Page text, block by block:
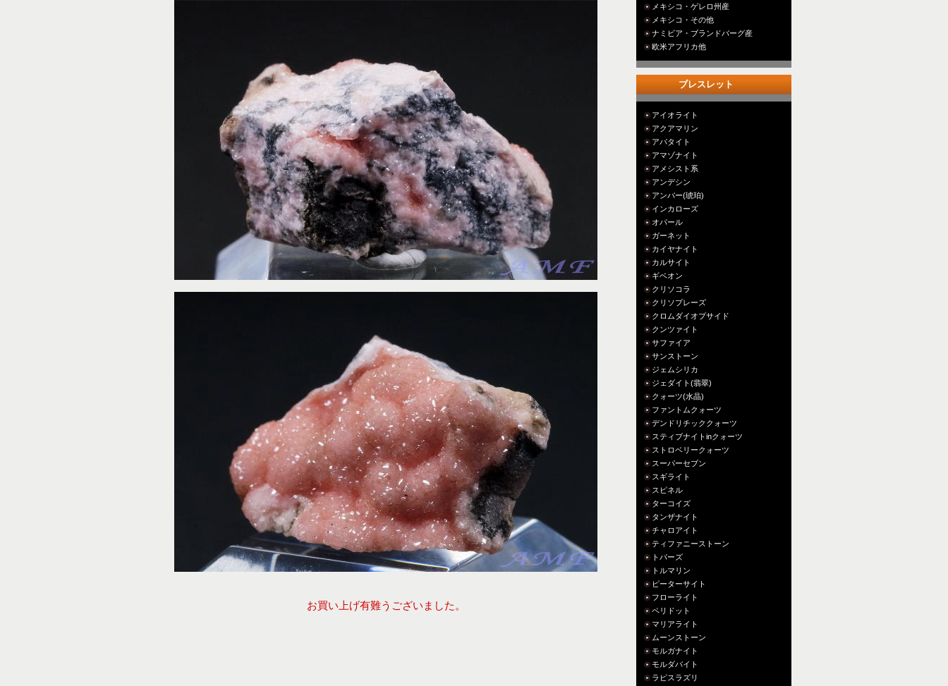
お買い上げ有難うございました。
メキシコ・ゲレロ州産
メキシコ・その他
ナミビア・ブランドバーグ産
欧米アフリカ他
ブレスレット
アイオライト
アクアマリン
アパタイト
アマゾナイト
アメシスト系
アンデシン
アンバー(琥珀)
インカローズ
オパール
ガーネット
カイヤナイト
カルサイト
ギベオン
クリソコラ
クリソプレーズ
クロムダイオプサイド
クンツァイト
サファイア
サンストーン
ジェムシリカ
ジェダイト(翡翠)
クォーツ(水晶)
ファントムクォーツ
デンドリチッククォーツ
スティブナイトinクォーツ
ストロベリークォーツ
スーパーセブン
スギライト
スピネル
ターコイズ
タンザナイト
チャロアイト
ティファニーストーン
トパーズ
トルマリン
ピーターサイト
フローライト
ペリドット
マリアライト
ムーンストーン
モルガナイト
モルダバイト
ラピスラズリ